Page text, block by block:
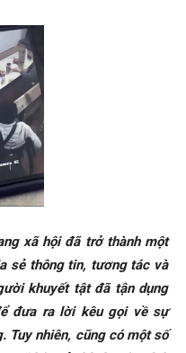
xã hội đã trở thành một
sẻ thông tin, tương tác và
khuyết tật đã tận dụng
đưa ra lời kêu gọi về sự
Tuy nhiên, cũng có một số